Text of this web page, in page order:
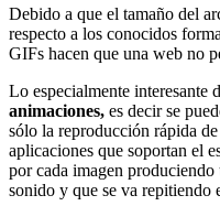
Debido a que el tamaño del
respecto a los conocidos
GIFs hacen que una web no
Lo especialmente interesante
animaciones, es decir se
sólo la reproducción rápida
aplicaciones que soportan el
por cada imagen
sonido y que se va repitiendo